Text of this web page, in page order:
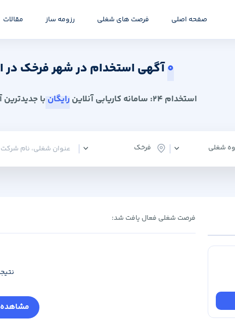
صفحه اصلی فرصت های شغلی رزومه ساز مقالات
0آگهی استخدام در شهر فرخک در
استخدام 24: سامانه کاریابی آنلاین رایگان با
شغلی فرخک
فرصت ‌شغلی فعال یافت شد: